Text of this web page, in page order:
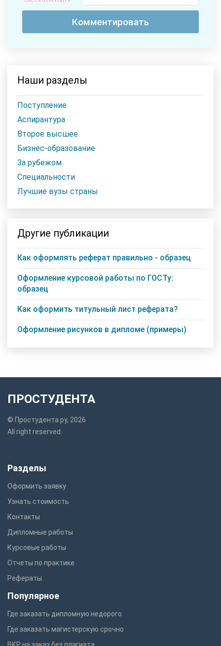
Наши разделы
Поступление
Аспирантура
Второе высшее
Бизнес-образование
За рубежом
Специальности
Лучшие вузы страны
Другие публикации
Как оформлять реферат правильно - образец
Оформление курсовой работы по ГОСТу:
образец
Как оформить титульный лист реферата?
Оформление рисунков в дипломе (примеры)
ПРОСТУДЕНТА
© Простудента.ру, 2026
All right reserved.
Разделы
Оформить заявку
Узнать стоимость
Контакты
Дипломные работы
Курсовые работы
Отчеты по практике
Рефераты
Популярное
Где заказать дипломную недорого
Где заказать магистерскую срочно